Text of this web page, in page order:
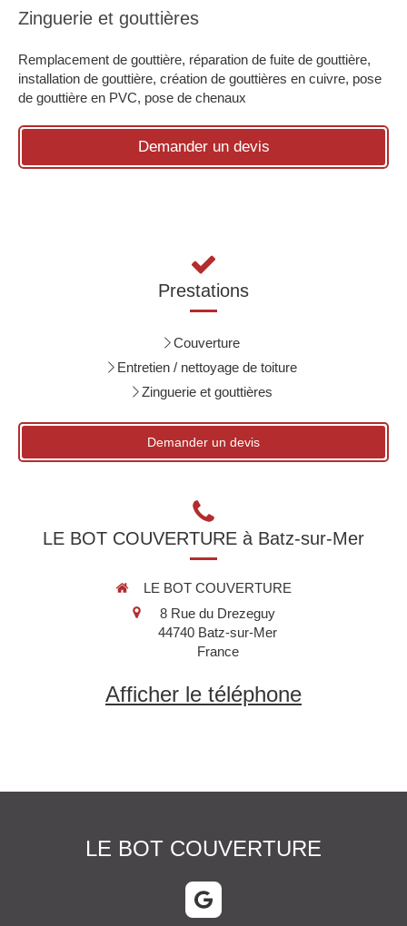
Zinguerie et gouttières
Remplacement de gouttière, réparation de fuite de gouttière,
installation de gouttière, création de gouttières en cuivre, pose
de gouttière en PVC, pose de chenaux
Demander un devis
Prestations
Couverture
Entretien / nettoyage de toiture
Zinguerie et gouttières
Demander un devis
LE BOT COUVERTURE à Batz-sur-Mer
LE BOT COUVERTURE
8 Rue du Drezeguy
44740 Batz-sur-Mer
France
Afficher le téléphone
LE BOT COUVERTURE